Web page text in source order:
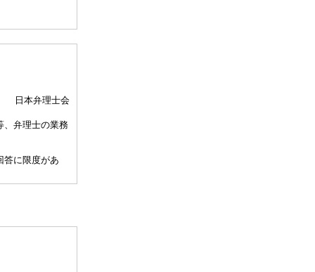
日本弁理士会
、弁理士の業務
答に限度があ
して30分以内）